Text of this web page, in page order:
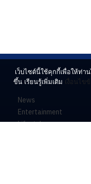
News
Entertainment
Lifestyle
เว็บไซต์นี้ใช้คุกกี้เพื่อให้ท่า
ขึ้น เรียนรู้เพิ่มเติม เงื่อนไข